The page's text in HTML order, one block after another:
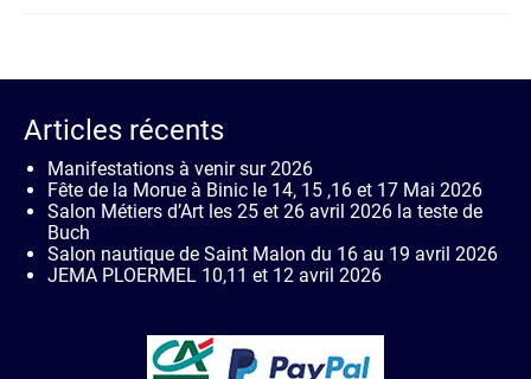
Articles récents
Manifestations à venir sur 2026
Fête de la Morue à Binic le 14, 15 ,16 et 17 Mai 2026
Salon Métiers d’Art les 25 et 26 avril 2026 la teste de
Buch
Salon nautique de Saint Malon du 16 au 19 avril 2026
JEMA PLOERMEL 10,11 et 12 avril 2026